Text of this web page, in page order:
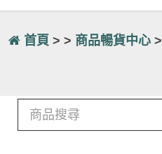
首頁 > > 商品暢貨中心>